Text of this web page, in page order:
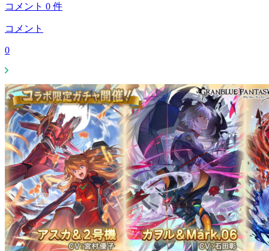
コメント 0 件
コメント
0